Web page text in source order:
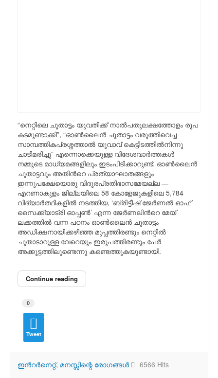
“നെറ്റിലെ ചൂതാട്ടം യുവതിക്ക് നാല്‍പതുലക്ഷത്തോളം രൂപ
കടമുണ്ടാക്കി”, “ഓണ്‍ലൈന്‍ ചൂതാട്ടം വരുത്തിവെച്ച
സാമ്പത്തികപ്രശ്നത്താല്‍ യുവാവ് കെട്ടിടത്തില്‍നിന്നു
ചാടിമരിച്ചു” എന്നൊക്കെയുള്ള വിദേശവാര്‍ത്തകള്‍
നമ്മുടെ മാധ്യമങ്ങളിലും ഇടംപിടിക്കാറുണ്ട്. ഓണ്‍ലൈന്‍
ചൂതാട്ടവും അതിന്‍റെ പ്രത്യാഘാതങ്ങളും
ഇന്നുപക്ഷേയൊരു വിദൂരപ്രതിഭാസമേയല്ല —
എറണാകുളം ജില്ലയിലെ 58 കോളേജുകളിലെ 5,784
വിദ്യാര്‍ത്ഥികളില്‍ നടത്തിയ, ‘ബ്രിട്ടീഷ് ജേര്‍ണല്‍ ഓഫ്
സൈക്ക്യാട്രി ഓപ്പണ്‍’ എന്ന ജേര്‍ണലിന്‍റെ മേയ്
ലക്കത്തില്‍ വന്ന പഠനം ഓണ്‍ലൈന്‍ ചൂതാട്ടം
അഡിക്ഷനായിക്കഴിഞ്ഞ മുപ്പത്തിരണ്ടും നെറ്റില്‍
ചൂതാടാറുള്ള വേറെയും ഇരുപത്തിരണ്ടും പേര്‍
അക്കൂട്ടത്തിലുണ്ടെന്നു കണ്ടെത്തുകയുണ്ടായി.
Continue reading
0
Tweet
ഇന്‍റര്‍നെറ്റ് മനസ്സിന്റെ രോഗങ്ങള്‍ 6566 Hits